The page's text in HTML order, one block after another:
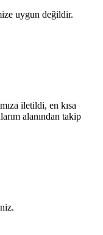
uygun değildir.
iletildi, en kısa
alanından takip